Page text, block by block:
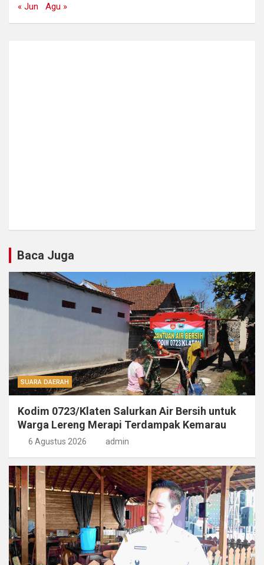
« Jun
Agu »
Baca Juga
SUARA DAERAH
Kodim 0723/Klaten Salurkan Air Bersih untuk
Warga Lereng Merapi Terdampak Kemarau
6 Agustus 2026 admin